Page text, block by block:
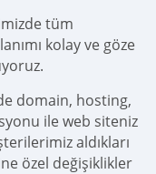
tüm
kolay ve göze
domain, hosting,
ile web siteniz
aldıkları
özel değişiklikler